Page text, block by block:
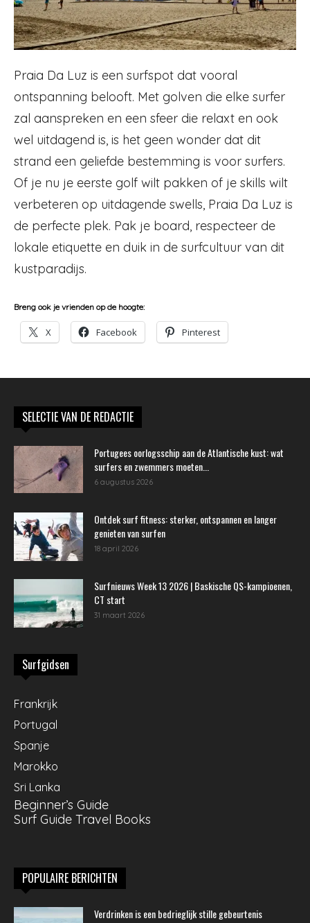
Praia Da Luz is een surfspot dat vooral
ontspanning belooft. Met golven die elke surfer
zal aanspreken en een sfeer die relaxt en ook
wel uitdagend is, is het geen wonder dat dit
strand een geliefde bestemming is voor surfers.
Of je nu je eerste golf wilt pakken of je skills wilt
verbeteren op uitdagende swells, Praia Da Luz is
de perfecte plek. Pak je board, respecteer de
lokale etiquette en duik in de surfcultuur van dit
kustparadijs.
Breng ook je vrienden op de hoogte:
X Facebook Pinterest
SELECTIE VAN DE REDACTIE
Portugees oorlogsschip aan de Atlantische kust: wat
surfers en zwemmers moeten...
6 augustus 2026
Ontdek surf fitness: sterker, ontspannen en langer
genieten van surfen
18 april 2026
Surfnieuws Week 13 2026 | Baskische QS-kampioenen,
CT start
31 maart 2026
Surfgidsen
Frankrijk
Portugal
Spanje
Marokko
Sri Lanka
Beginner’s Guide
Surf Guide Travel Books
POPULAIRE BERICHTEN
Verdrinken is een bedrieglijk stille gebeurtenis